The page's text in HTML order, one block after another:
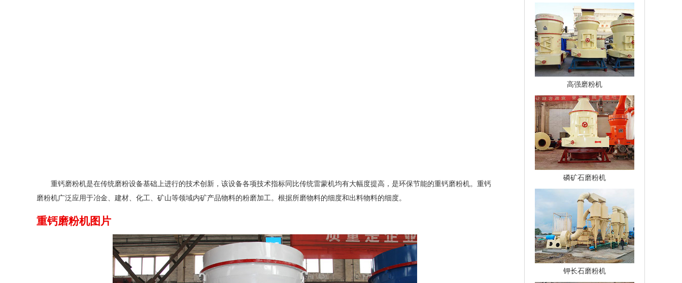
重钙磨粉机是在传统磨粉设备基础上进行的技术创新，该设备各项技术指标同比传统雷蒙机均有大幅度提高，是环保节能的重钙磨粉机。重钙
磨粉机广泛应用于冶金、建材、化工、矿山等领域内矿产品物料的粉磨加工。根据所磨物料的细度和出料物料的细度。
重钙磨粉机图片
高强磨粉机
磷矿石磨粉机
钾长石磨粉机